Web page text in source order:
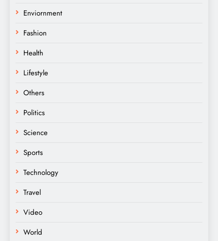
Enviornment
Fashion
Health
Lifestyle
Others
Politics
Science
Sports
Technology
Travel
Video
World